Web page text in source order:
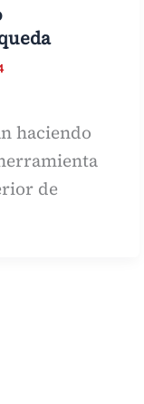
haciendo
de